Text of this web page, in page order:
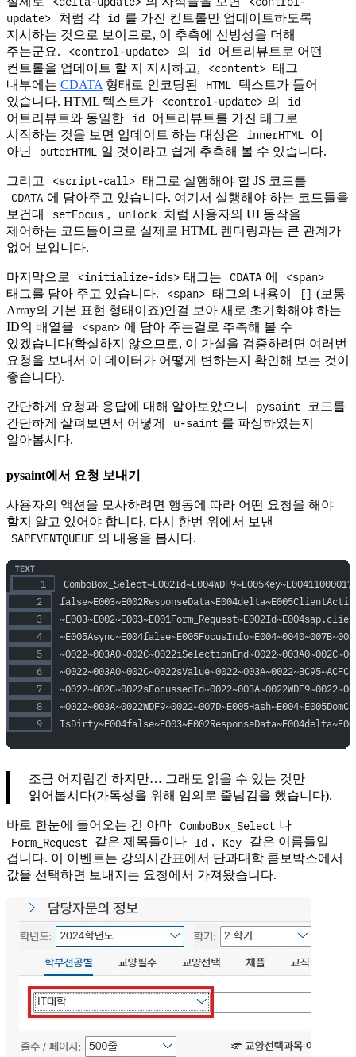
update>
처럼 각 id 를 가진 컨트롤만 업데이트하도록
지시하는 것으로 보이므로, 이 추측에 신빙성을 더해
주는군요.
<control-update> 의 id
어트리뷰트로 어떤
컨트롤을 업데이트 할 지 지시하고,
<content> 태그
내부에는 CDATA 형태로 인코딩된 HTML
텍스트가 들어
있습니다. HTML 텍스트가
<control-update> 의 id
어트리뷰트와 동일한 id
어트리뷰트를 가진 태그로
시작하는 것을 보면 업데이트 하는 대상은
innerHTML
이
아닌
outerHTML 일 것이라고 쉽게 추측해 볼 수 있습니다.
그리고 <script-call> 태그로 실행해야 할 JS 코드를
CDATA 에 담아주고 있습니다. 여기서 실행해야 하는 코드들을
보건대
setFocus , unlock
처럼 사용자의 UI 동작을
제어하는 코드들이므로 실제로 HTML 렌더링과는 큰 관계가
없어 보입니다.
마지막으로 <initialize-ids> 태그는 CDATA 에 <span>
태그를 담아 주고 있습니다. <span> 태그의 내용이 [] (보통
Array의 기본 표현 형태이죠)인걸 보아 새로 초기화해야 하는
ID의 배열을
<span> 에 담아 주는걸로 추측해 볼 수
있겠습니다(확실하지 않으므로, 이 가설을 검증하려면 여러번
요청을 보내서 이 데이터가 어떻게 변하는지 확인해 보는 것이
좋습니다).
간단하게 요청과 응답에 대해 알아보았으니 pysaint
코드를
간단하게 살펴보면서 어떻게
u-saint 를 파싱하였는지
알아봅시다.
pysaint에서 요청 보내기
사용자의 액션을 모사하려면 행동에 따라 어떤 요청을 해야
할지 알고 있어야 합니다. 다시 한번 위에서 보낸
SAPEVENTQUEUE 의 내용을 봅시다.
조금 어지럽긴 하지만… 그래도 읽을 수 있는 것만
읽어봅시다(가독성을 위해 임의로 줄넘김을 했습니다).
바로 한눈에 들어오는 건 아마 ComboBox_Select 나
Form_Request 같은 제목들이나 Id , Key
같은 이름들일
겁니다. 이 이벤트는 강의시간표에서 단과대학 콤보박스에서
값을 선택하면 보내지는 요청에서 가져왔습니다.